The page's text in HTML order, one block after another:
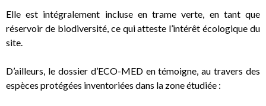
Elle est intégralement incluse en trame verte, en tant que
réservoir de biodiversité, ce qui atteste l’intérêt écologique du
site.
D’ailleurs, le dossier d’ECO-MED en témoigne, au travers des
espèces protégées inventoriées dans la zone étudiée :